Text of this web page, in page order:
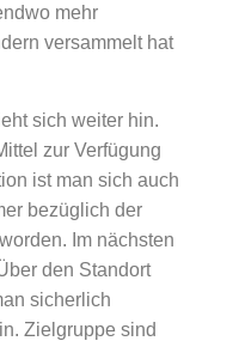
mehr
versammelt hat
sich weiter hin.
zur Verfügung
ist man sich auch
bezüglich der
Im nächsten
den Standort
sicherlich
Zielgruppe sind